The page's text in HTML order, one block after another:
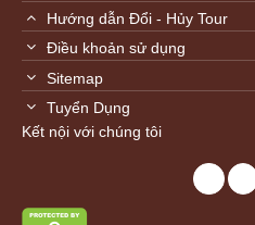
Hướng dẫn Đổi - Hủy Tour
Điều khoản sử dụng
Sitemap
Tuyển Dụng
Kết nội với chúng tôi